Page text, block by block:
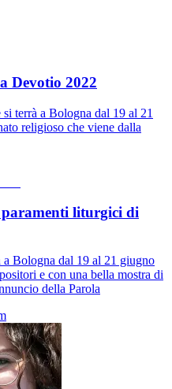
Devotio 2022
terrà a Bologna dal 19 al 21
religioso che viene dalla
liturgici di
a Bologna dal 19 al 21 giugno
e con una bella mostra di
della Parola